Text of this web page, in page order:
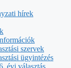
hírek
szervek
ügyintézés